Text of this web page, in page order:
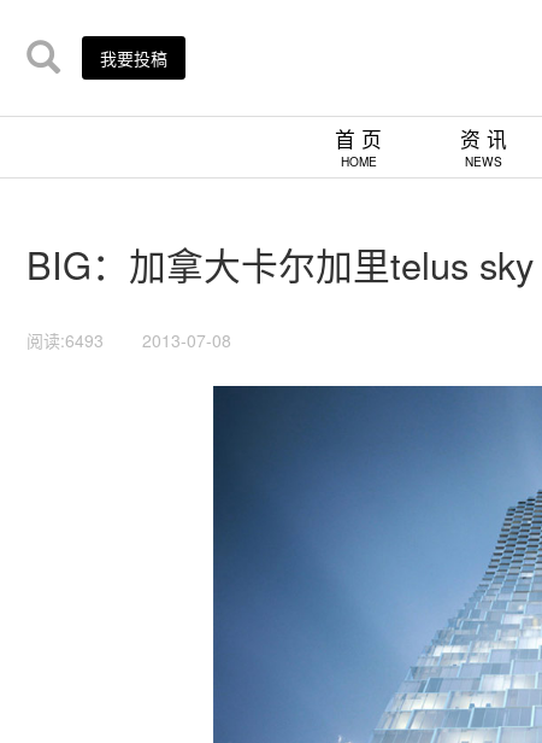
我要投稿
首 页
HOME
资 讯
NEWS
BIG：加拿大卡尔加里telus
阅读:6493 2013-07-08